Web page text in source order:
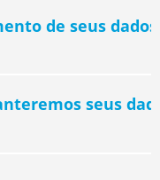
de seus dados
seus